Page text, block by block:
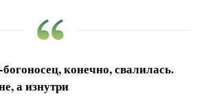
конечно, свалилась.
а изнутри